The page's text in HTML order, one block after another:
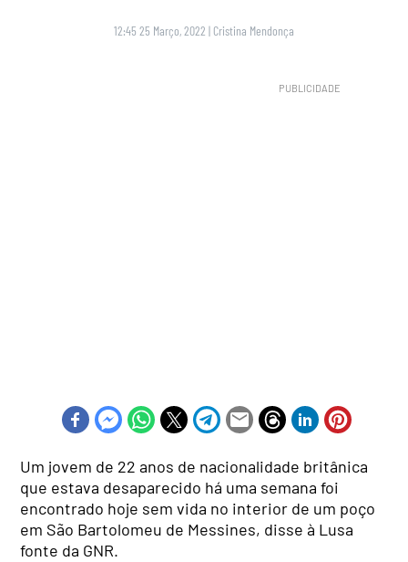
12:45 25 Março, 2022 | Cristina Mendonça
Um jovem de 22 anos de nacionalidade britânica
que estava desaparecido há uma semana foi
encontrado hoje sem vida no interior de um poço
em São Bartolomeu de Messines, disse à Lusa
fonte da GNR.